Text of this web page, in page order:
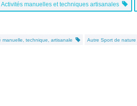
Activités manuelles et techniques artisanales
manuelle, technique, artisanale Autre Sport de nature